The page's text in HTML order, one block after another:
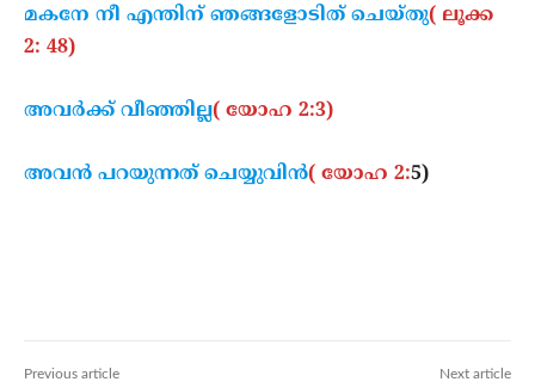
മകനേ നീ എന്തിന് ഞങ്ങളോടിത് ചെയ്തു( ലൂക്ക
2: 48)
അവര്‍ക്ക് വീഞ്ഞില്ല( യോഹ 2:3)
അവന്‍ പറയുന്നത് ചെയ്യുവിന്‍( യോഹ 2:5)
Previous article Next article